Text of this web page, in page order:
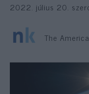
2022. július 20.
The